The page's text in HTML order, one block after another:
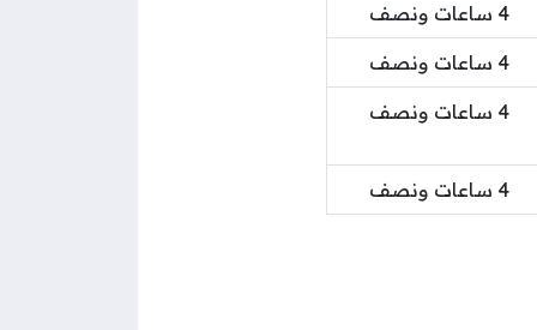
4 ساعات ونصف
4 ساعات ونصف
4 ساعات ونصف
4 ساعات ونصف